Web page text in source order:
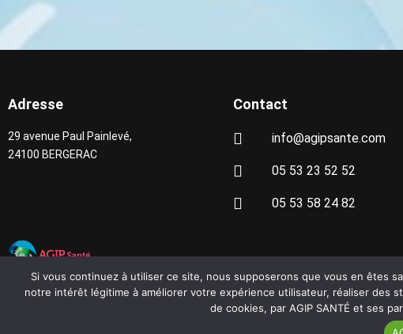
Adresse
29 avenue Paul Painlevé,
24100 BERGERAC
Contact
info@agipsante.com
05 53 23 52 52
05 53 58 24 82
MENTIONS LÉGALES
Si vous continuez à utiliser ce site, nous supposerons que vous en êtes
notre intérêt légitime à améliorer votre expérience utilisateur, réaliser des
de cookies, par AGIP SANTÉ et ses